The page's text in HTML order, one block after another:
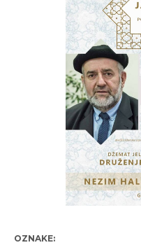
OZNAKE: